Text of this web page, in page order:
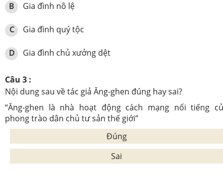
B Gia đình nô lệ
C Gia đình quý tộc
D Gia đình chủ xưởng dệt
Câu 3 :
Nội dung sau về tác giả Ăng-ghen đúng hay sai?
“Ăng-ghen là nhà hoạt động cách mạng nổi tiếng
phong trào dân chủ tư sản thế giới”
Đúng
Sai